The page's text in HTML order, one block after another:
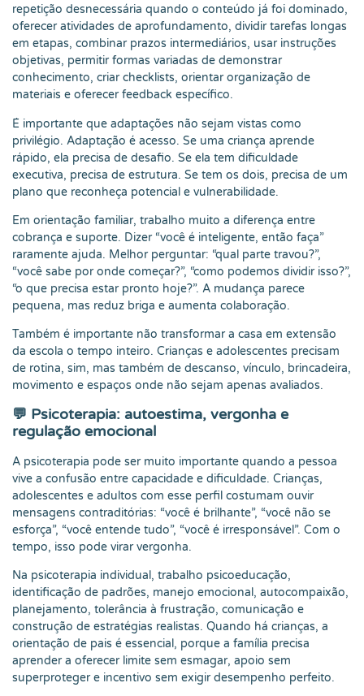
repetição desnecessária quando o conteúdo já foi dominado,
oferecer atividades de aprofundamento, dividir tarefas longas
em etapas, combinar prazos intermediários, usar instruções
objetivas, permitir formas variadas de demonstrar
conhecimento, criar checklists, orientar organização de
materiais e oferecer feedback específico.
É importante que adaptações não sejam vistas como
privilégio. Adaptação é acesso. Se uma criança aprende
rápido, ela precisa de desafio. Se ela tem dificuldade
executiva, precisa de estrutura. Se tem os dois, precisa de um
plano que reconheça potencial e vulnerabilidade.
Em orientação familiar, trabalho muito a diferença entre
cobrança e suporte. Dizer “você é inteligente, então faça”
raramente ajuda. Melhor perguntar: “qual parte travou?”,
“você sabe por onde começar?”, “como podemos dividir isso?”,
“o que precisa estar pronto hoje?”. A mudança parece
pequena, mas reduz briga e aumenta colaboração.
Também é importante não transformar a casa em extensão
da escola o tempo inteiro. Crianças e adolescentes precisam
de rotina, sim, mas também de descanso, vínculo, brincadeira,
movimento e espaços onde não sejam apenas avaliados.
💬 Psicoterapia: autoestima, vergonha e
regulação emocional
A psicoterapia pode ser muito importante quando a pessoa
vive a confusão entre capacidade e dificuldade. Crianças,
adolescentes e adultos com esse perfil costumam ouvir
mensagens contraditórias: “você é brilhante”, “você não se
esforça”, “você entende tudo”, “você é irresponsável”. Com o
tempo, isso pode virar vergonha.
Na psicoterapia individual, trabalho psicoeducação,
identificação de padrões, manejo emocional, autocompaixão,
planejamento, tolerância à frustração, comunicação e
construção de estratégias realistas. Quando há crianças, a
orientação de pais é essencial, porque a família precisa
aprender a oferecer limite sem esmagar, apoio sem
superproteger e incentivo sem exigir desempenho perfeito.